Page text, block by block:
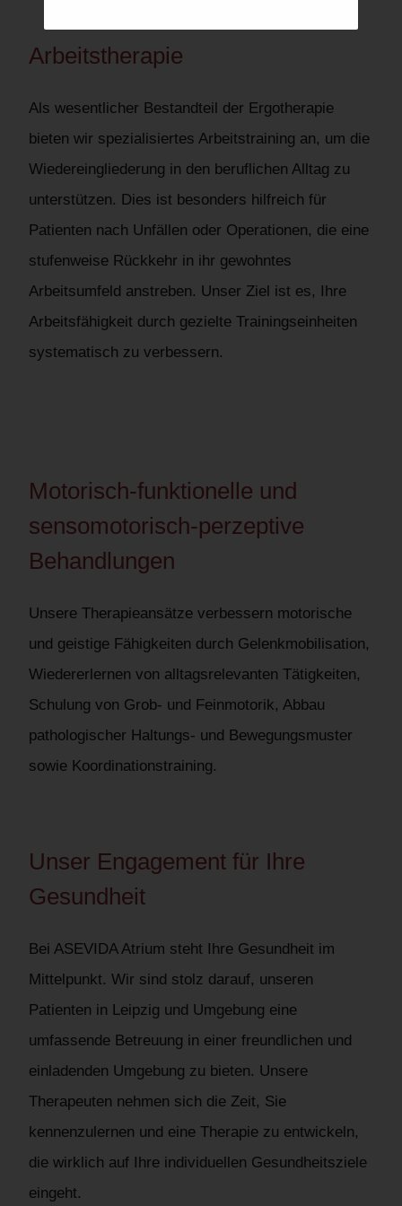
Arbeitstherapie
Als wesentlicher Bestandteil der Ergotherapie
bieten wir spezialisiertes Arbeitstraining an, um die
Wiedereingliederung in den beruflichen Alltag zu
unterstützen. Dies ist besonders hilfreich für
Patienten nach Unfällen oder Operationen, die eine
stufenweise Rückkehr in ihr gewohntes
Arbeitsumfeld anstreben. Unser Ziel ist es, Ihre
Arbeitsfähigkeit durch gezielte Trainingseinheiten
systematisch zu verbessern.
Motorisch-funktionelle und
sensomotorisch-perzeptive
Behandlungen
Unsere Therapieansätze verbessern motorische
und geistige Fähigkeiten durch Gelenkmobilisation,
Wiedererlernen von alltagsrelevanten Tätigkeiten,
Schulung von Grob- und Feinmotorik, Abbau
pathologischer Haltungs- und Bewegungsmuster
sowie Koordinationstraining.
Unser Engagement für Ihre
Gesundheit
Bei ASEVIDA Atrium steht Ihre Gesundheit im
Mittelpunkt. Wir sind stolz darauf, unseren
Patienten in Leipzig und Umgebung eine
umfassende Betreuung in einer freundlichen und
einladenden Umgebung zu bieten. Unsere
Therapeuten nehmen sich die Zeit, Sie
kennenzulernen und eine Therapie zu entwickeln,
die wirklich auf Ihre individuellen Gesundheitsziele
eingeht.